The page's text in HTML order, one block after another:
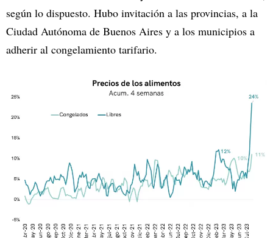
según lo dispuesto. Hubo invitación a las provincias, a la
Ciudad Autónoma de Buenos Aires y a los municipios a
adherir al congelamiento tarifario.